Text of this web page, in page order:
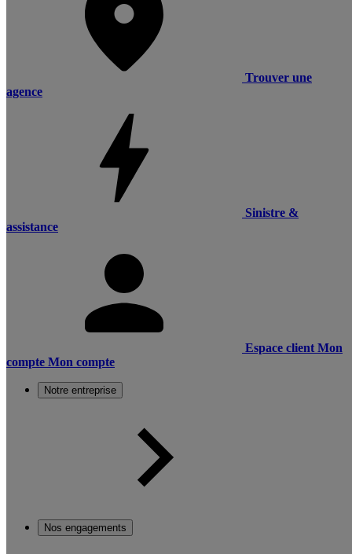
Trouver une
agence
Sinistre &
assistance
Espace client Mon
compte Mon compte
Notre entreprise
Nos engagements